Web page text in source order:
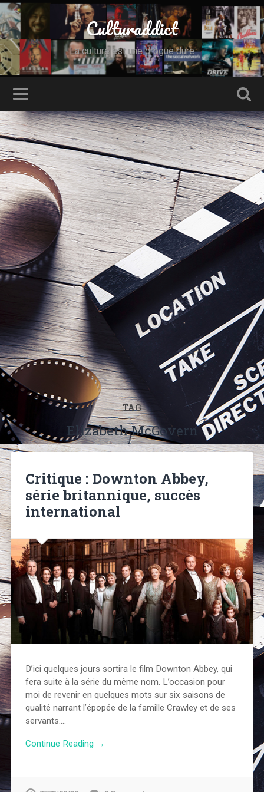
Culturaddict
La culture est une drogue dure
TAG
Elizabeth McGovern
Critique : Downton Abbey,
série britannique, succès
international
D’ici quelques jours sortira le film Downton Abbey, qui
fera suite à la série du même nom. L’occasion pour
moi de revenir en quelques mots sur six saisons de
qualité narrant l’épopée de la famille Crawley et de ses
servants….
Continue Reading →